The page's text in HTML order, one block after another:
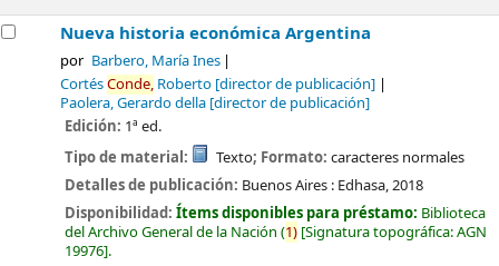
Nueva historia económica Argentina
por Barbero, María Ines
CortésConde, Roberto [director de publicación]
Paolera, Gerardo della [director de publicación]
Edición: 1ª ed.
Tipo de material:
Texto; Formato: caracteres normales
Detalles de publicación: Buenos Aires : Edhasa,2018
Disponibilidad:Ítems disponibles para préstamo: Biblioteca
del Archivo General de la Nación (1) Signatura topográfica:AGN
19976 .